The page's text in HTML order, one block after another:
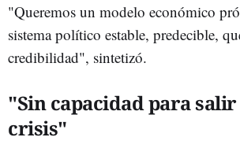
"Queremos un modelo económico
sistema político estable, predecible,
credibilidad", sintetizó.
"Sin capacidad para
crisis"